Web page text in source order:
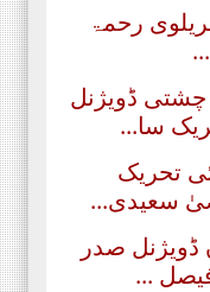
رحمۃ
چشتی ڈویژنل
سا...
تحریک
سعیدی...
صدر
...